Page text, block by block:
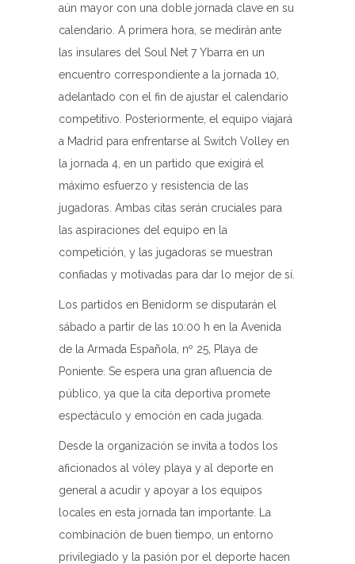
aún mayor con una doble jornada clave en su
calendario. A primera hora, se medirán ante
las insulares del Soul Net 7 Ybarra en un
encuentro correspondiente a la jornada 10,
adelantado con el fin de ajustar el calendario
competitivo. Posteriormente, el equipo viajará
a Madrid para enfrentarse al Switch Volley en
la jornada 4, en un partido que exigirá el
máximo esfuerzo y resistencia de las
jugadoras. Ambas citas serán cruciales para
las aspiraciones del equipo en la
competición, y las jugadoras se muestran
confiadas y motivadas para dar lo mejor de sí.
Los partidos en Benidorm se disputarán el
sábado a partir de las 10:00 h en la Avenida
de la Armada Española, nº 25, Playa de
Poniente. Se espera una gran afluencia de
público, ya que la cita deportiva promete
espectáculo y emoción en cada jugada.
Desde la organización se invita a todos los
aficionados al vóley playa y al deporte en
general a acudir y apoyar a los equipos
locales en esta jornada tan importante. La
combinación de buen tiempo, un entorno
privilegiado y la pasión por el deporte hacen